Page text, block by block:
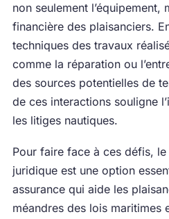
non seulement l’équipement,
financière des plaisanciers.
techniques des travaux
comme la réparation ou
des sources potentielles de
de ces interactions souligne
les litiges nautiques.
Pour faire face à ces défis,
juridique est une option
assurance qui aide les
méandres des lois maritimes